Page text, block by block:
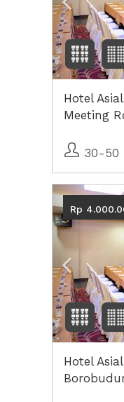
Hotel
Meeting
30-50
Previous
Rp
Hotel